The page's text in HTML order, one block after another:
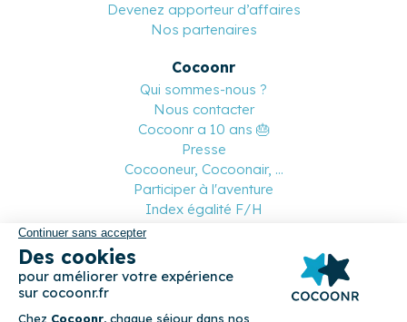
Devenez apporteur d’affaires
Nos partenaires
Cocoonr
Qui sommes-nous ?
Nous contacter
Cocoonr a 10 ans 🎂
Presse
Cocooneur, Cocoonair, ...
Participer à l'aventure
Index égalité F/H